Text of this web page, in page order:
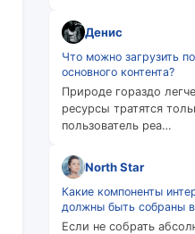
Денис
Что можно загрузить
основного контента?
Природе гораздо
ресурсы тратятся
пользователь реа…
North Star
Какие компоненты
должны быть собраны
Если не собрать